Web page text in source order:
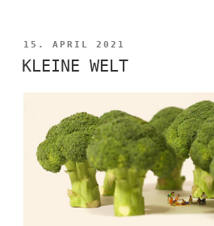
VERÖFFENTLICHT
AM
15. APRIL 2021
KLEINE WELT